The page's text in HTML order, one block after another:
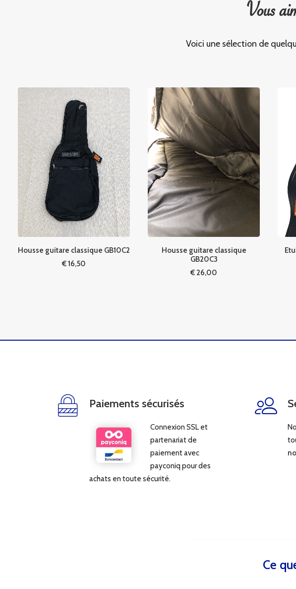
Vous
Voici une sélection de
Housse guitare classique GB10C2
€16,50
Housse guitare classique
GB20C3
€26,00
Paiements sécurisés
Connexion SSL et
partenariat de
paiement avec
payconiq pour des
achats en toute sécurité.
Ce